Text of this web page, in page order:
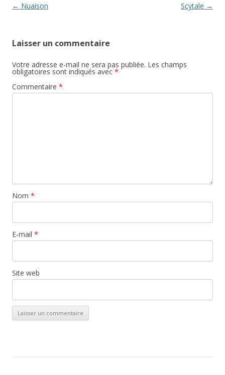
Navigation des articles
← Nuaison Scytale →
Laisser un commentaire
Votre adresse e-mail ne sera pas publiée. Les champs
obligatoires sont indiqués avec *
Commentaire *
Nom *
E-mail *
Site web